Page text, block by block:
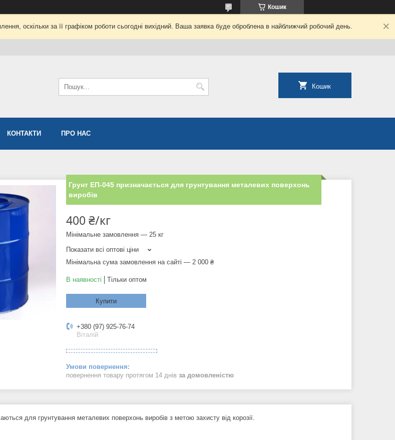
Кошик
оскільки за її графіком роботи сьогодні вихідний. Ваша заявка буде оброблена в найближчий робочий день.
Кошик
КОНТАКТИ ПРО НАС
Грунт ЕП-045 призначається для грунтування металевих поверхонь
виробів
400 ₴/кг
Мінімальне замовлення — 25 кг
Показати всі оптові ціни
Мінімальна сума замовлення на сайті — 2 000 ₴
В наявності Тільки оптом
Купити
+380 (97) 925-76-74
Віталій
повернення товару протягом 14 днів за домовленістю
для грунтування металевих поверхонь виробів з метою захисту від корозії.